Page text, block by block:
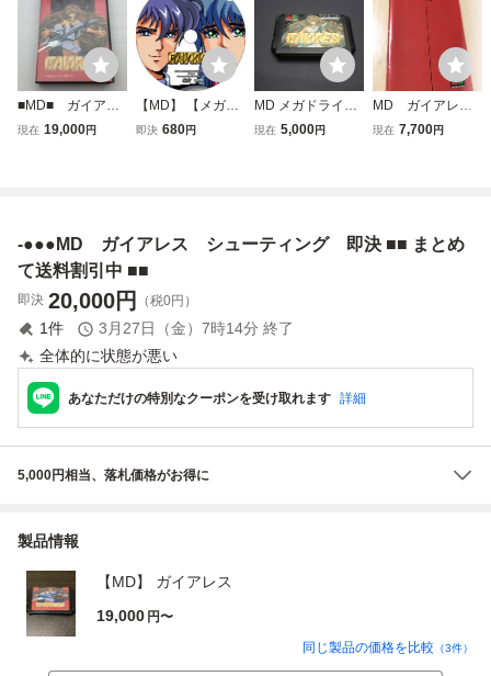
■MD■ ガイアレ
ス /MD029
現在 19,000円
【MD】 【メガド
ライブ】 ガイアレ
即決 680円
MD メガドライブ
ソフト ガイアレス
現在 5,000円
MD ガイアレス
説明書のみ
現在 7,700円
-●●●MD ガイアレス シューティング 即決 ■■ まとめ
て送料割引中 ■■
即決 20,000円 （税0円）
1件 3月27日（金）7時14分 終了
全体的に状態が悪い
あなただけの特別なクーポンを受け取れます 詳細
5,000円相当、落札価格がお得に
製品情報
【MD】 ガイアレス
19,000 円〜
同じ製品の価格を比較 （3件）